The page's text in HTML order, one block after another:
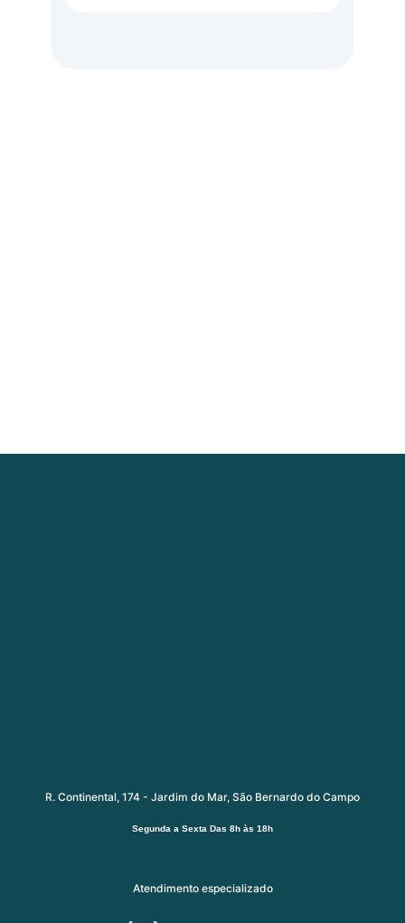
R. Continental, 174 - Jardim do Mar, São Bernardo do Campo
Segunda a Sexta Das 8h às 18h
Atendimento especializado